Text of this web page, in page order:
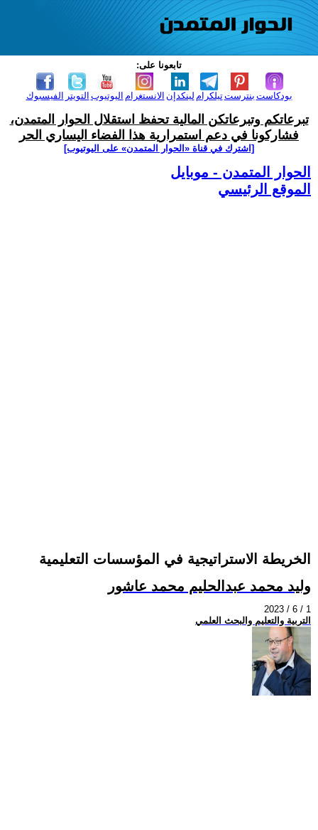
تابعونا على:
الفيسبوك التويتر اليوتيوب الانستغرام لينكدإن تيلكرامبنترست بودكاست
تبرعاتكم وتبرعاتكن المالية تحفظ استقلال الحوار المتمدن،
فشاركونا في دعم استمرارية هذا الفضاء اليساري الحر
[اشترك في قناة ‫«الحوار المتمدن» على اليوتيوب]
الحوار المتمدن - موبايل
الموقع الرئيسي
الخريطة الاستراتيجية في المؤسسات التعليمية
وليد محمد عبدالحليم محمد عاشور
2023 / 6 / 1
التربية والتعليم والبحث العلمي